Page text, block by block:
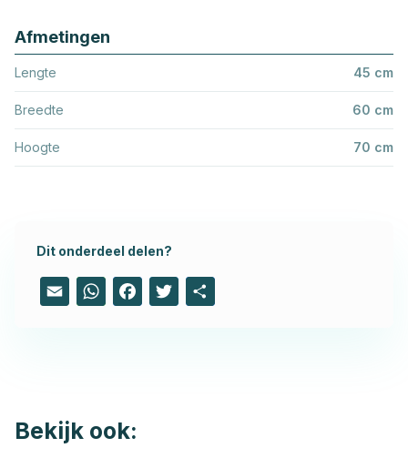
Afmetingen
Lengte 45 cm
Breedte 60 cm
Hoogte 70 cm
Dit onderdeel delen?
Email WhatsAppFacebook
Twitter
Bekijk ook: